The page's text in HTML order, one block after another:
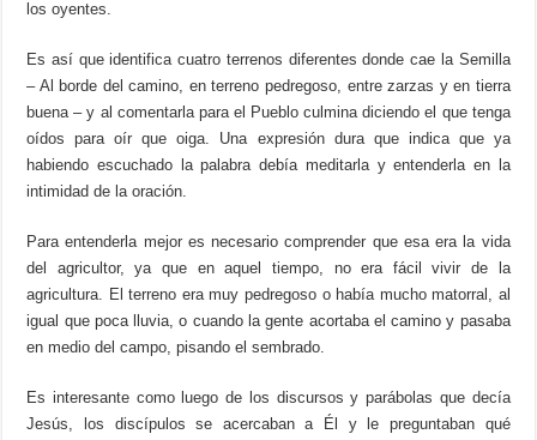
los oyentes.
Es así que identifica cuatro terrenos diferentes donde cae la Semilla
– Al borde del camino, en terreno pedregoso, entre zarzas y en tierra
buena – y al comentarla para el Pueblo culmina diciendo el que tenga
oídos para oír que oiga. Una expresión dura que indica que ya
habiendo escuchado la palabra debía meditarla y entenderla en la
intimidad de la oración.
Para entenderla mejor es necesario comprender que esa era la vida
del agricultor, ya que en aquel tiempo, no era fácil vivir de la
agricultura. El terreno era muy pedregoso o había mucho matorral, al
igual que poca lluvia, o cuando la gente acortaba el camino y pasaba
en medio del campo, pisando el sembrado.
Es interesante como luego de los discursos y parábolas que decía
Jesús, los discípulos se acercaban a Él y le preguntaban qué